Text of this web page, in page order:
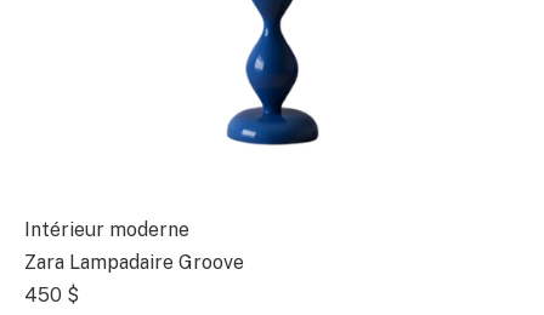
Intérieur moderne
Zara Lampadaire Groove
450 $